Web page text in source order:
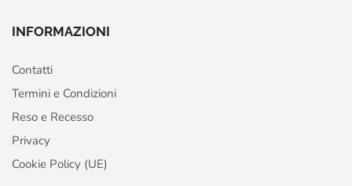
INFORMAZIONI
Contatti
Termini e Condizioni
Reso e Recesso
Privacy
Cookie Policy (UE)